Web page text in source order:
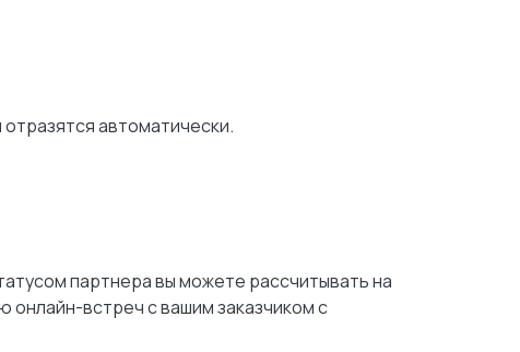
автоматически.
партнера вы можете рассчитывать на
встреч с вашим заказчиком с